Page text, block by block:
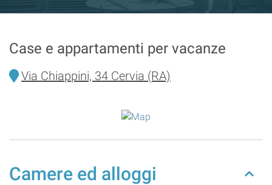
Case e appartamenti per vacanze
Via Chiappini, 34 Cervia (RA)
Camere ed alloggi